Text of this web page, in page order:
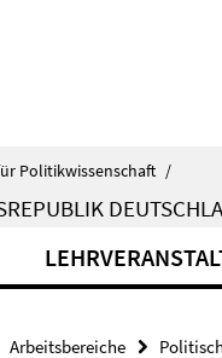
Politikwissenschaft /
Arbeitsbereiche